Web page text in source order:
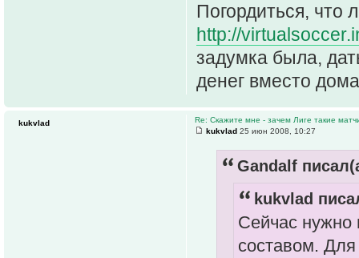
Погордиться, что
http://
задумка была,
денег вместо
Re: Скажите мне - зачем Лиге такие
kukvlad 25 июн 2008, 10:27
Gandalf
kukvlad
Сейчас нужно
составом.
kukvlad